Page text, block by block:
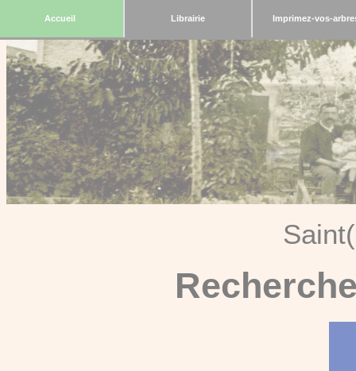
Accueil Librairie Imprimez-vos-